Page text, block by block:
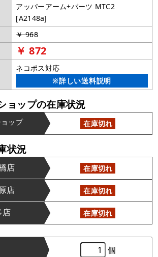
アッパーアーム+パーツ MTC2
[A2148a]
￥ 968
￥ 872
ネコポス対応
※詳しい送料説明
ョップの在庫状況
ップ 在庫切れ
状況
店 在庫切れ
店 在庫切れ
店 在庫切れ
個